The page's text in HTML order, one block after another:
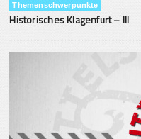
Themenschwerpunkte
Historisches Klagenfurt – III